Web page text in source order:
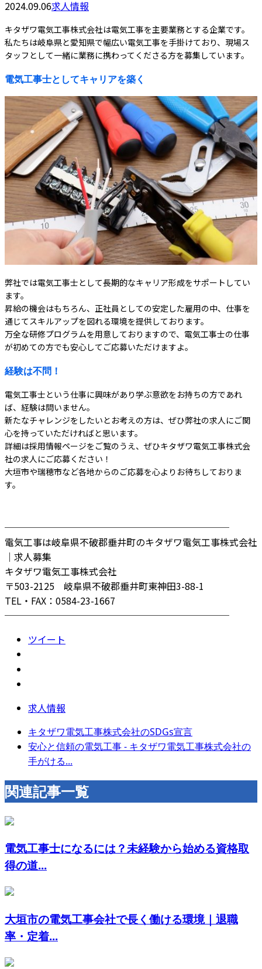
2024.09.06求人情報
キタザワ電気工事株式会社は電気工事を主要業務とする企業です。
私たちは岐阜県と愛知県で幅広い電気工事を手掛けており、現場ス
タッフとして一緒に業務に携わってくださる方を募集しています。
電気工事士としてキャリアを築く
弊社では電気工事士として長期的なキャリア形成をサポートしてい
ます。
昇給の機会はもちろん、正社員としての安定した雇用の中、仕事を
通じてスキルアップを図れる環境を提供しております。
万全な研修プログラムを用意しておりますので、電気工事士の仕事
が初めての方でも安心してご応募いただけますよ。
経験は不問！
電気工事士という仕事に興味があり学ぶ意欲をお持ちの方であれ
ば、経験は問いません。
新たなチャレンジをしたいとお考えの方は、ぜひ弊社の求人にご関
心を持っていただければと思います。
詳細は採用情報ページをご覧のうえ、ぜひキタザワ電気工事株式会
社の求人にご応募ください！
大垣市や瑞穂市など各地からのご応募を心よりお待ちしておりま
す。
────────────────────────
電気工事は岐阜県不破郡垂井町のキタザワ電気工事株式会社
｜求人募集
キタザワ電気工事株式会社
〒503-2125 岐阜県不破郡垂井町東神田3-88-1
TEL・FAX：0584-23-1667
────────────────────────
ツイート
求人情報
キタザワ電気工事株式会社のSDGs宣言
安心と信頼の電気工事 - キタザワ電気工事株式会社の
手がける...
関連記事一覧
電気工事士になるには？未経験から始める資格取
得の道...
大垣市の電気工事会社で長く働ける環境｜退職
率・定着...